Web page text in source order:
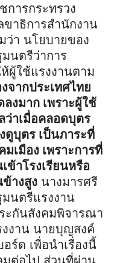
การกระทรวง
ขาธิการสำนักงาน
ว่า นโยบายของ
นตรีว่าการ
ผู้ใช้แรงงานตาม
จากประเทศไทย
งมาก เพราะผู้ใช้
าเมื่อคลอดบุตร
ดูบุตร เป็นภาระที่
เมือง เพราะการที่
ข้าโรงเรียนหรือ
างสูง นางมารศรี
นตรีแรงงาน
ะกันสังคมพิจารณา
งาน นายบุญสงค์
ร์ด เพื่อนำเรื่องนี้